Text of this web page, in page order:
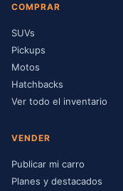
COMPRAR
SUVs
Pickups
Motos
Hatchbacks
Ver todo el inventario
VENDER
Publicar mi carro
Planes y destacados